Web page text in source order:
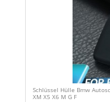
Schlüssel Hülle Bmw
XM X5 X6 M G F